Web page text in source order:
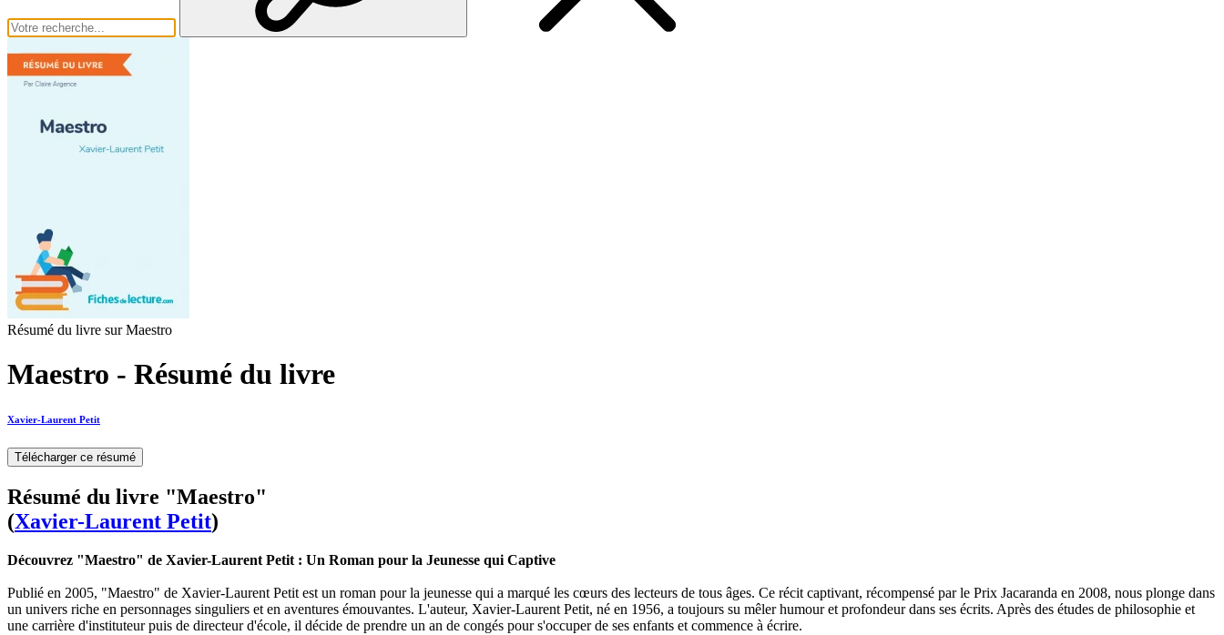
Résumé du livre sur Maestro
Maestro - Résumé du livre
Xavier-Laurent Petit
Télécharger ce résumé
Résumé du livre "Maestro"
(Xavier-Laurent Petit)
Découvrez "Maestro" de Xavier-Laurent Petit : Un Roman pour la Jeunesse qui Captive
Publié en 2005, "Maestro" de Xavier-Laurent Petit est un roman pour la jeunesse qui a marqué les cœurs des lecteurs de tous âges. Ce récit captivant, récompensé par le Prix Jacaranda en 2008, nous plonge dans
un univers riche en personnages singuliers et en aventures émouvantes. L'auteur, Xavier-Laurent Petit, né en 1956, a toujours su mêler humour et profondeur dans ses écrits. Après des études de philosophie et
une carrière d'instituteur puis de directeur d'école, il décide de prendre un an de congés pour s'occuper de ses enfants et commence à écrire.